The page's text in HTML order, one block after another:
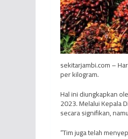
sekitarjambi.com –
per kilogram.
Hal ini diungkapkan
2023. Melalui Kepala
secara signifikan,
“Tim juga telah